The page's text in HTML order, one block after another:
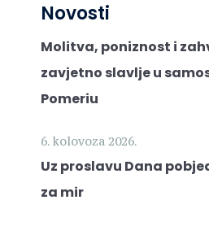
Novosti
Molitva, poniznost i
zavjetno slavlje u
Pomeriu
6. kolovoza 2026.
Uz proslavu Dana
za mir